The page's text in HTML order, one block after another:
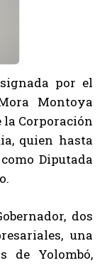
por el
Montoya
la Corporación
quien hasta
Diputada
dos
una
de Yolombó,